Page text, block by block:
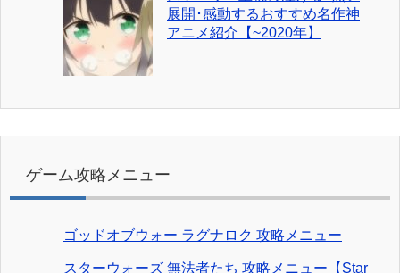
展開･感動するおすすめ名作神
アニメ紹介【~2020年】
ゲーム攻略メニュー
ゴッドオブウォー ラグナロク 攻略メニュー
スターウォーズ 無法者たち 攻略メニュー【Star